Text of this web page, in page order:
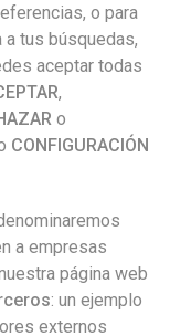
o para
tus búsquedas,
aceptar todas
,
o
CONFIGURACIÓN
a empresas
página web
: un ejemplo
externos